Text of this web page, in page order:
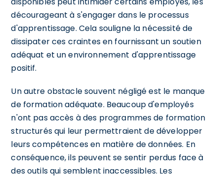
décourageant à s'engager dans le processus
d'apprentissage. Cela souligne la nécessité de
dissipater ces craintes en fournissant un soutien
adéquat et un environnement d'apprentissage
positif.
Un autre obstacle souvent négligé est le manque
de formation adéquate. Beaucoup d'employés
n'ont pas accès à des programmes de formation
structurés qui leur permettraient de développer
leurs compétences en matière de données. En
conséquence, ils peuvent se sentir perdus face à
des outils qui semblent inaccessibles. Les